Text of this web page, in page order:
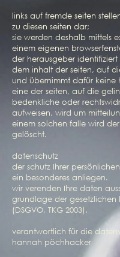
links auf fremde seiten
zu diesen seiten dar;
sie werden deshalb mittels
einem eigenen
der herausgeber
dem inhalt der seiten, auf
und übernimmt dafür keine
eine der seiten, auf die
bedenkliche oder
aufweisen, wird um
einem solchen falle wird
gelöscht.
datenschutz
der schutz Ihrer
ein besonderes anliegen.
wir verenden Ihre daten
grundlage der gesetzlichen
(DSGVO, TKG 2003).
verantwortlich für die
hannah pöchhacker